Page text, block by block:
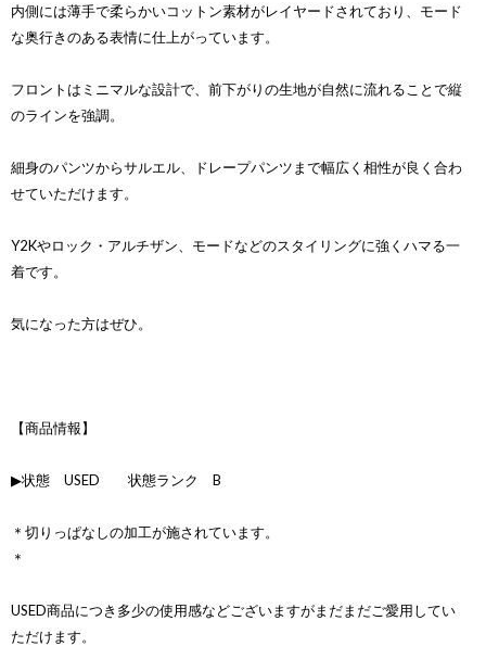
内側には薄手で柔らかいコットン素材がレイヤードされており、モード
な奥行きのある表情に仕上がっています。
フロントはミニマルな設計で、前下がりの生地が自然に流れることで縦
のラインを強調。
細身のパンツからサルエル、ドレープパンツまで幅広く相性が良く合わ
せていただけます。
Y2Kやロック・アルチザン、モードなどのスタイリングに強くハマる一
着です。
気になった方はぜひ。
【商品情報】
▶状態 USED 状態ランク B
＊切りっぱなしの加工が施されています。
＊
USED商品につき多少の使用感などございますがまだまだご愛用してい
ただけます。